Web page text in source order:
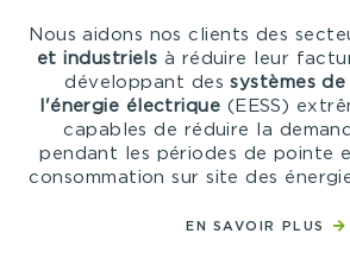
Nous aidons nos clients des
et industriels à réduire leur
développant dessystèmes
l'énergie électrique (EESS)
capables de réduire la
pendant les périodes de pointe
consommation sur site des
EN SAVOIR PLUS